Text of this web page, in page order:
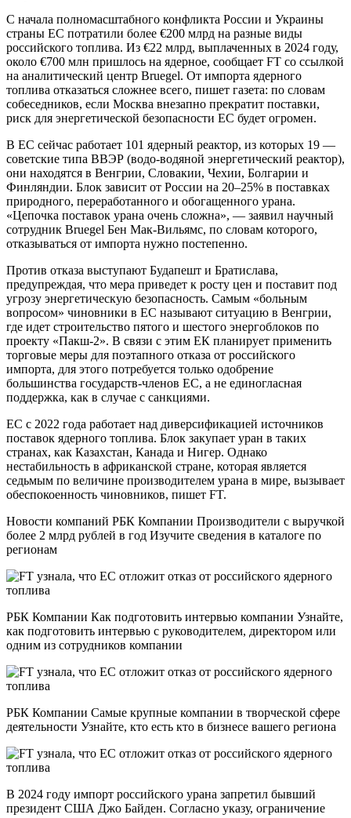
С начала полномасштабного конфликта России и Украины
страны ЕС потратили более €200 млрд на разные виды
российского топлива. Из €22 млрд, выплаченных в 2024 году,
около €700 млн пришлось на ядерное, сообщает FT со ссылкой
на аналитический центр Bruegel. От импорта ядерного
топлива отказаться сложнее всего, пишет газета: по словам
собеседников, если Москва внезапно прекратит поставки,
риск для энергетической безопасности ЕС будет огромен.
В ЕС сейчас работает 101 ядерный реактор, из которых 19 —
советские типа ВВЭР (водо-водяной энергетический реактор),
они находятся в Венгрии, Словакии, Чехии, Болгарии и
Финляндии. Блок зависит от России на 20–25% в поставках
природного, переработанного и обогащенного урана.
«Цепочка поставок урана очень сложна», — заявил научный
сотрудник Bruegel Бен Мак-Вильямс, по словам которого,
отказываться от импорта нужно постепенно.
Против отказа выступают Будапешт и Братислава,
предупреждая, что мера приведет к росту цен и поставит под
угрозу энергетическую безопасность. Самым «больным
вопросом» чиновники в ЕС называют ситуацию в Венгрии,
где идет строительство пятого и шестого энергоблоков по
проекту «Пакш-2». В связи с этим ЕК планирует применить
торговые меры для поэтапного отказа от российского
импорта, для этого потребуется только одобрение
большинства государств-членов ЕС, а не единогласная
поддержка, как в случае с санкциями.
ЕС с 2022 года работает над диверсификацией источников
поставок ядерного топлива. Блок закупает уран в таких
странах, как Казахстан, Канада и Нигер. Однако
нестабильность в африканской стране, которая является
седьмым по величине производителем урана в мире, вызывает
обеспокоенность чиновников, пишет FT.
Новости компаний РБК Компании Производители с выручкой
более 2 млрд рублей в год Изучите сведения в каталоге по
регионам
РБК Компании Как подготовить интервью компании Узнайте,
как подготовить интервью с руководителем, директором или
одним из сотрудников компании
РБК Компании Самые крупные компании в творческой сфере
деятельности Узнайте, кто есть кто в бизнесе вашего региона
В 2024 году импорт российского урана запретил бывший
президент США Джо Байден. Согласно указу, ограничение